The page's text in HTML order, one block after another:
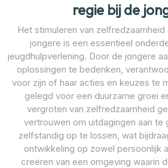
regie bij de
Het stimuleren van
jongere is een essentieel
jeugdhulpverlening. Door de jongere
oplossingen te bedenken,
voor zijn of haar acties en keuzes te
gelegd voor een duurzame groei
vergroten van zelfredzaamheid
vertrouwen om uitdagingen aan te
zelfstandig op te lossen, wat
ontwikkeling op zowel persoonlijk
creëren van een omgeving waarin